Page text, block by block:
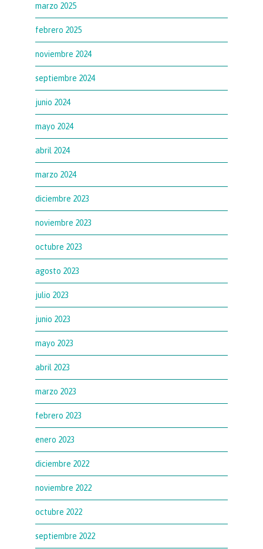
marzo 2025
febrero 2025
noviembre 2024
septiembre 2024
junio 2024
mayo 2024
abril 2024
marzo 2024
diciembre 2023
noviembre 2023
octubre 2023
agosto 2023
julio 2023
junio 2023
mayo 2023
abril 2023
marzo 2023
febrero 2023
enero 2023
diciembre 2022
noviembre 2022
octubre 2022
septiembre 2022